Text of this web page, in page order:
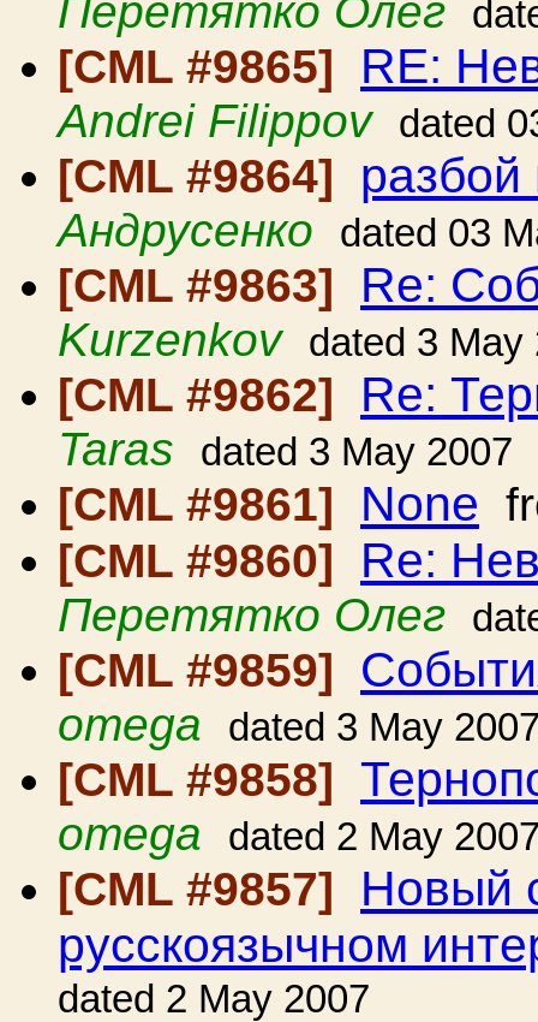
Перетятко Олег
[CML #9865] RE:
Andrei Filippov dated
[CML #9864]
Андрусенко dated 03
[CML #9863] Re:
Kurzenkov dated 3 May
[CML #9862] Re:
Taras dated 3 May 2007
[CML #9861] None
[CML #9860]
Re:
Перетятко Олег
[CML #9859]
omega dated 3 May
[CML #9858]
omega dated 2 May
[CML #9857] Новый
русскоязычном
dated 2 May 2007